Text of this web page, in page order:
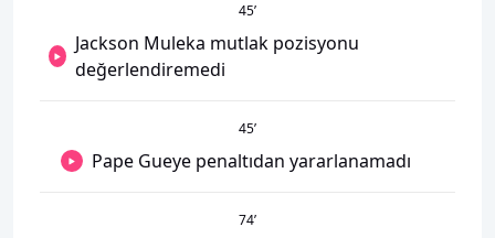
45’
Jackson Muleka mutlak pozisyonu
değerlendiremedi
45’
Pape Gueye penaltıdan yararlanamadı
74’